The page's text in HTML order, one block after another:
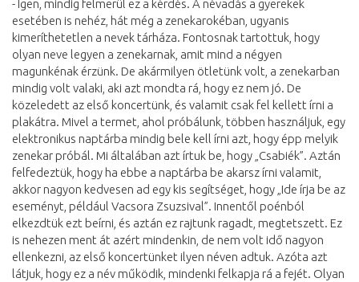
- Igen, mindig felmerül ez a kérdés. A névadás a gyerekek
esetében is nehéz, hát még a zenekarokéban, ugyanis
kimeríthetetlen a nevek tárháza. Fontosnak tartottuk, hogy
olyan neve legyen a zenekarnak, amit mind a négyen
magunkénak érzünk. De akármilyen ötletünk volt, a zenekarban
mindig volt valaki, aki azt mondta rá, hogy ez nem jó. De
közeledett az első koncertünk, és valamit csak fel kellett írni a
plakátra. Mivel a termet, ahol próbálunk, többen használjuk, egy
elektronikus naptárba mindig bele kell írni azt, hogy épp melyik
zenekar próbál. Mi általában azt írtuk be, hogy „Csabiék”. Aztán
felfedeztük, hogy ha ebbe a naptárba be akarsz írni valamit,
akkor nagyon kedvesen ad egy kis segítséget, hogy „Ide írja be az
eseményt, például Vacsora Zsuzsival”. Innentől poénból
elkezdtük ezt beírni, és aztán ez rajtunk ragadt, megtetszett. Ez
is nehezen ment át azért mindenkin, de nem volt idő nagyon
ellenkezni, az első koncertünket ilyen néven adtuk. Azóta azt
látjuk, hogy ez a név működik, mindenki felkapja rá a fejét. Olyan